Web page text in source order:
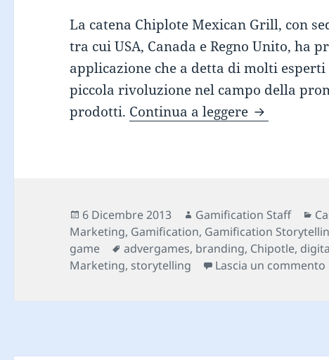
La catena Chiplote Mexican Grill, con
tra cui USA, Canada e Regno Unito, ha
applicazione che a detta di molti
piccola rivoluzione nel campo della
prodotti. Continua a leggere Chipotle
Scritto
il
6 Dicembre 2013 Autore
Gamification Staff
Marketing, Gamification, Gamification
game
Tag
advergames, branding, Chipotle,
Marketing, storytelling Lascia un commento